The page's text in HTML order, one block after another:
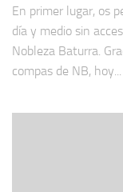
En primer lugar, os
día y medio sin
Nobleza Baturra.
compas de NB, hoy...